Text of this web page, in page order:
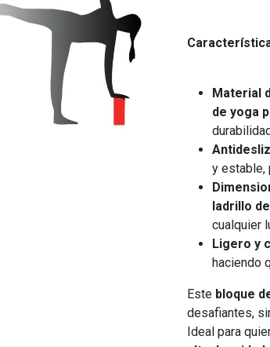
Material
de yoga
y estable,
ladrillo
cualquier
Ligero y
haciendo
Este bloque
desafiantes,
Ideal para